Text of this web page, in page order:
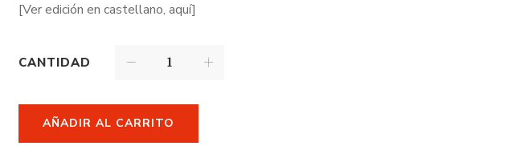
[Ver edición en castellano, aquí]
CANTIDAD
AÑADIR AL CARRITO